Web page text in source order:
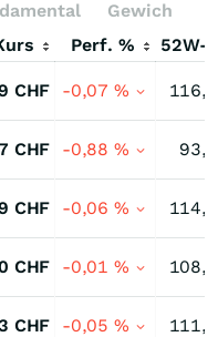
Gewichtung
Perf. % 52W-
CHF -0,07 %
CHF -0,88 %
CHF -0,06 %
CHF -0,01 %
CHF -0,05 %